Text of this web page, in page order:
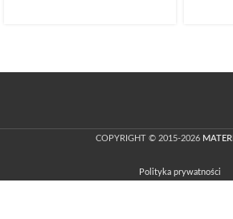
COPYRIGHT © 2015-2026
Polityka prywatności